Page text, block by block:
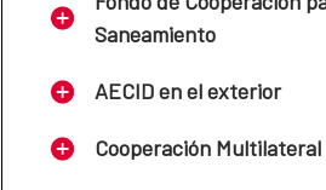
2023-2027
Saneamiento
AECID en el exterior
Cooperación Multilateral